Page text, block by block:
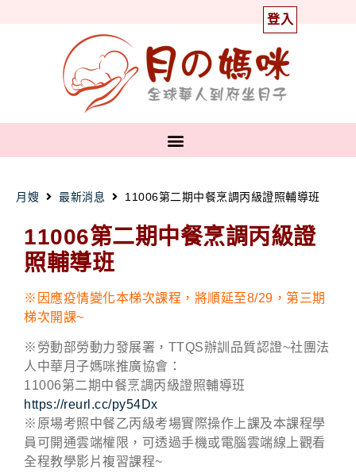
登入
月嫂 最新消息 11006第二期中餐烹調丙級證照輔導班
11006第二期中餐烹調丙級證
照輔導班
※因應疫情變化本梯次課程，將順延至8/29，第三期
梯次開課~
※勞動部勞動力發展署，TTQS辦訓品質認證~社團法
人中華月子媽咪推廣協會：
11006第二期中餐烹調丙級證照輔導班
https://reurl.cc/py54Dx
※原場考照中餐乙丙級考場實際操作上課及本課程學
員可開通雲端權限，可透過手機或電腦雲端線上觀看
全程教學影片複習課程~